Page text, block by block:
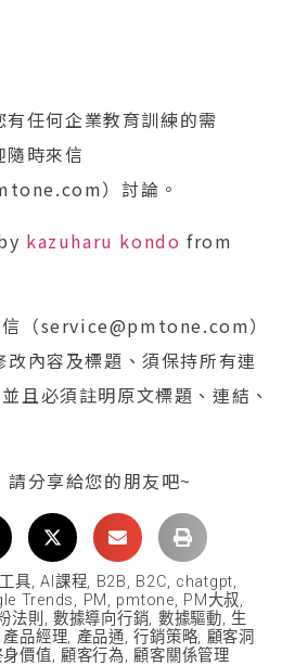
任何企業教育訓練的需
隨時來信
）討論。
kazuharu kondo from
（service@pmtone.com）
內容及標題、須保持所有連
且必須註明原文標題、連結、
分享給您的朋友吧~
具,AI課程, B2B, B2C, chatgpt,
Trends, PM, pmtone, PM大叔,
法則 ,數據導向行銷, 數據驅動, 生
產品經理, 產品通,行銷策略, 顧客洞
身價值, 顧客行為, 顧客關係管理